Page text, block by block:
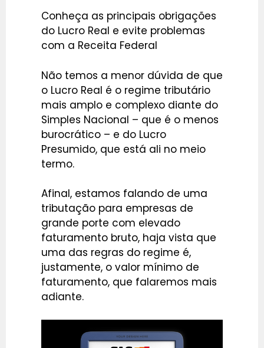
Conheça as principais obrigações
do Lucro Real e evite problemas
com a Receita Federal
Não temos a menor dúvida de que
o Lucro Real é o regime tributário
mais amplo e complexo diante do
Simples Nacional – que é o menos
burocrático – e do Lucro
Presumido, que está ali no meio
termo.
Afinal, estamos falando de uma
tributação para empresas de
grande porte com elevado
faturamento bruto, haja vista que
uma das regras do regime é,
justamente, o valor mínimo de
faturamento, que falaremos mais
adiante.